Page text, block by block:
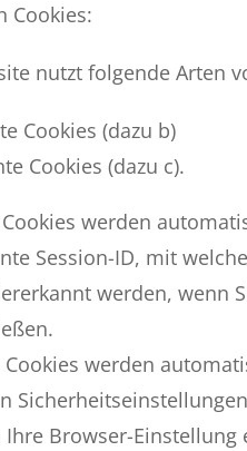
Cookies:
nutzt folgende Arten
Cookies (dazu b)
Cookies (dazu c).
werden
Session-ID, mit
werden, wenn
Cookies werden
Ihre Browser-